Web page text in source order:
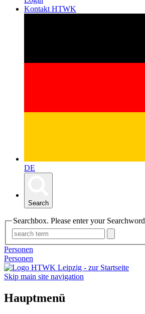
Kontakt HTWK
DE
Search
Searchbox. Please enter your Searchword
Personen
Personen
Skip main site navigation
Hauptmenü